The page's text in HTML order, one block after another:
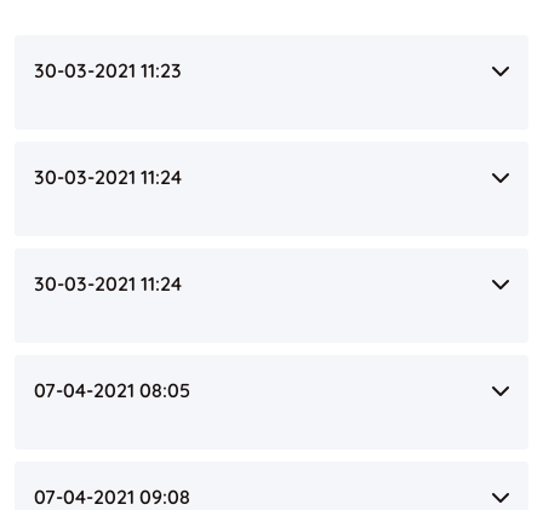
30-03-2021 11:23
30-03-2021 11:24
30-03-2021 11:24
07-04-2021 08:05
07-04-2021 09:08